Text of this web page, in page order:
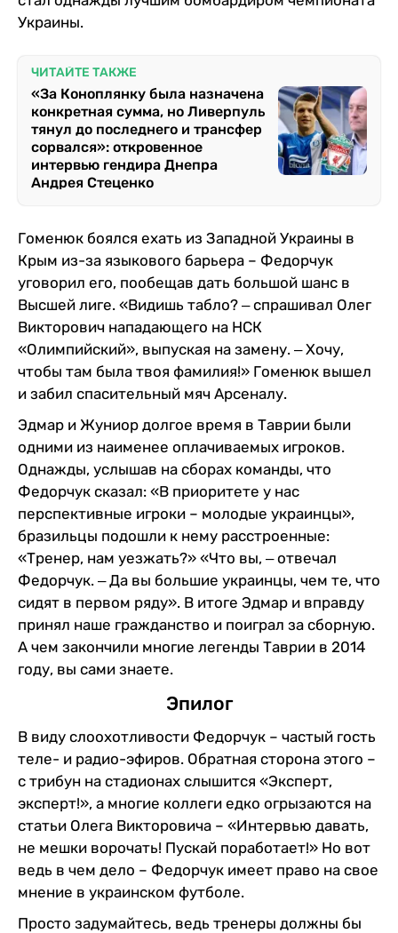
Украины.
ЧИТАЙТЕ ТАКЖЕ
«За Коноплянку была назначена
конкретная сумма, но Ливерпуль
тянул до последнего и трансфер
сорвался»: откровенное
интервью гендира Днепра
Андрея Стеценко
Гоменюк боялся ехать из Западной Украины в
Крым из-за языкового барьера – Федорчук
уговорил его, пообещав дать большой шанс в
Высшей лиге. «Видишь табло? ‒ спрашивал Олег
Викторович нападающего на НСК
«Олимпийский», выпуская на замену. ‒ Хочу,
чтобы там была твоя фамилия!» Гоменюк вышел
и забил спасительный мяч Арсеналу.
Эдмар и Жуниор долгое время в Таврии были
одними из наименее оплачиваемых игроков.
Однажды, услышав на сборах команды, что
Федорчук сказал: «В приоритете у нас
перспективные игроки – молодые украинцы»,
бразильцы подошли к нему расстроенные:
«Тренер, нам уезжать?» «Что вы, ‒ отвечал
Федорчук. ‒ Да вы большие украинцы, чем те, что
сидят в первом ряду». В итоге Эдмар и вправду
принял наше гражданство и поиграл за сборную.
А чем закончили многие легенды Таврии в 2014
году, вы сами знаете.
Эпилог
В виду слоохотливости Федорчук – частый гость
теле- и радио-эфиров. Обратная сторона этого –
с трибун на стадионах слышится «Эксперт,
эксперт!», а многие коллеги едко огрызаются на
статьи Олега Викторовича – «Интервью давать,
не мешки ворочать! Пускай поработает!» Но вот
ведь в чем дело – Федорчук имеет право на свое
мнение в украинском футболе.
Просто задумайтесь, ведь тренеры должны бы